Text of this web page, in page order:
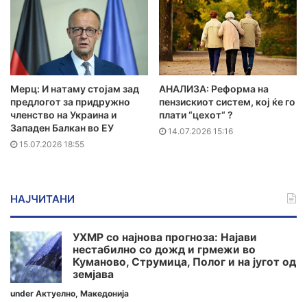
Мерц: И натаму стојам зад
предлогот за придружно
членство на Украина и
Западен Балкан во ЕУ
15.07.2026 18:55
АНАЛИЗА: Реформа на
пензискиот систем, кој ќе го
плати “цехот“ ?
14.07.2026 15:16
НАЈЧИТАНИ
УХМР со најнова прогноза: Најави
нестабилно со дожд и грмежи во
Куманово, Струмица, Полог и на југот од
земјава
under Актуелно, Македонија